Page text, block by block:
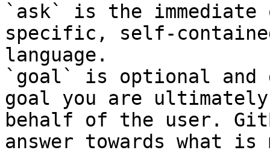
`ask` is the
specific, self-
language.
`goal` is optional and
goal you are
behalf of the user.
answer towards what